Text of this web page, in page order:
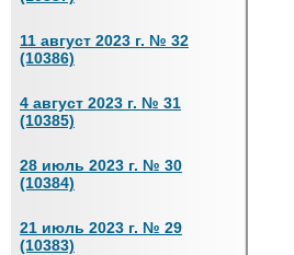
11 август 2023 г. № 32
(10386)
4 август 2023 г. № 31
(10385)
28 июль 2023 г. № 30
(10384)
21 июль 2023 г. № 29
(10383)